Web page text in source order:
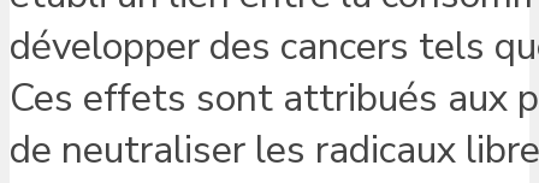
développer des cancers tels
Ces effets sont attribués aux
de neutraliser les radicaux